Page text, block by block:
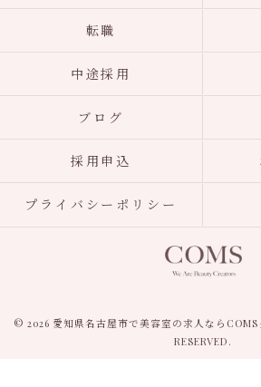
転職
中途採用
ブログ
採用申込
プライバシーポリシー
© 2026 愛知県名古屋市で美容室の求人なら
RESERVED.